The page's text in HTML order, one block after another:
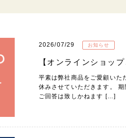
2026/07/29 お知らせ
【オンラインショッ
平素は弊社商品をご愛顧い
休みさせていただきます。
ご回答は致しかねます […]